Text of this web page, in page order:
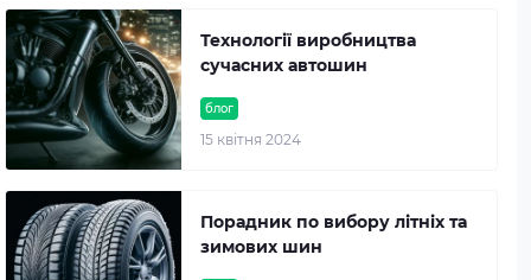
блог
15 квітня 2024
Технології виробництва
сучасних автошин
Порадник по вибору літніх та
зимових шин